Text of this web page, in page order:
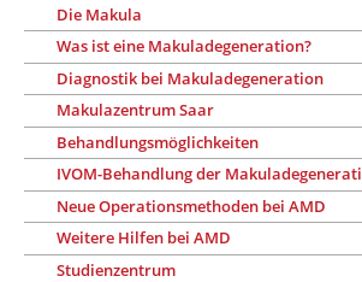
Die Makula
Was ist eine Makuladegeneration?
Diagnostik bei Makuladegeneration
Makulazentrum Saar
Behandlungsmöglichkeiten
IVOM-Behandlung der
Neue Operationsmethoden bei AMD
Weitere Hilfen bei AMD
Studienzentrum